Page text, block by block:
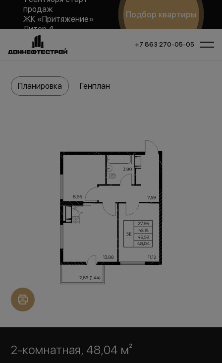
продаж
ЖК «Притяжение»
Литер 4
Подбор квартиры
+7 863 270-05-05
2-комнатная, 48,04 м²
Планировка Генплан